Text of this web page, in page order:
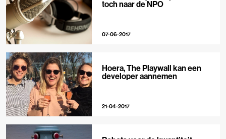
toch naar de NPO
07-06-2017
Hoera, The Playwall kan een
developer aannemen
21-04-2017